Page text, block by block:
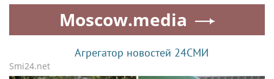
тысяч аварий
Moscow.media
Агрегатор новостей 24СМИ
Smi24.net